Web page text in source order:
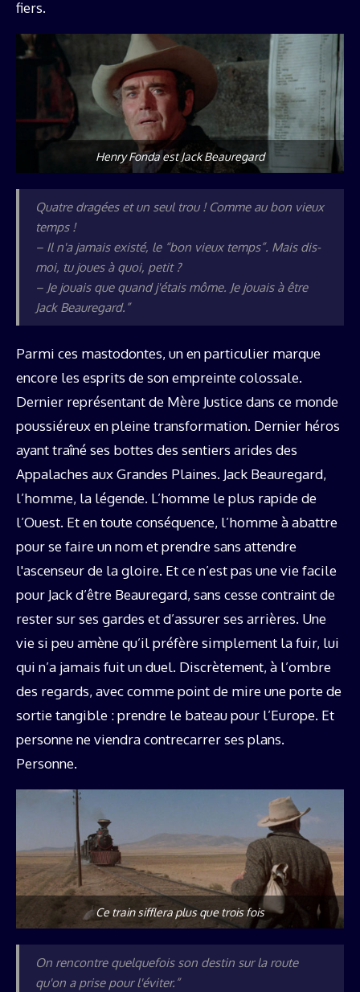
fiers.
Henry Fonda est Jack Beauregard
Quatre dragées et un seul trou ! Comme au bon vieux
temps !
– Il n'a jamais existé, le “bon vieux temps”. Mais dis-
moi, tu joues à quoi, petit ?
– Je jouais que quand j'étais môme. Je jouais à être
Jack Beauregard.”
Parmi ces mastodontes, un en particulier marque
encore les esprits de son empreinte colossale.
Dernier représentant de Mère Justice dans ce monde
poussiéreux en pleine transformation. Dernier héros
ayant traîné ses bottes des sentiers arides des
Appalaches aux Grandes Plaines. Jack Beauregard,
l’homme, la légende. L’homme le plus rapide de
l’Ouest. Et en toute conséquence, l’homme à abattre
pour se faire un nom et prendre sans attendre
l'ascenseur de la gloire. Et ce n’est pas une vie facile
pour Jack d’être Beauregard, sans cesse contraint de
rester sur ses gardes et d’assurer ses arrières. Une
vie si peu amène qu’il préfère simplement la fuir, lui
qui n’a jamais fuit un duel. Discrètement, à l’ombre
des regards, avec comme point de mire une porte de
sortie tangible : prendre le bateau pour l’Europe. Et
personne ne viendra contrecarrer ses plans.
Personne.
Ce train sifflera plus que trois fois
On rencontre quelquefois son destin sur la route
qu'on a prise pour l'éviter.”